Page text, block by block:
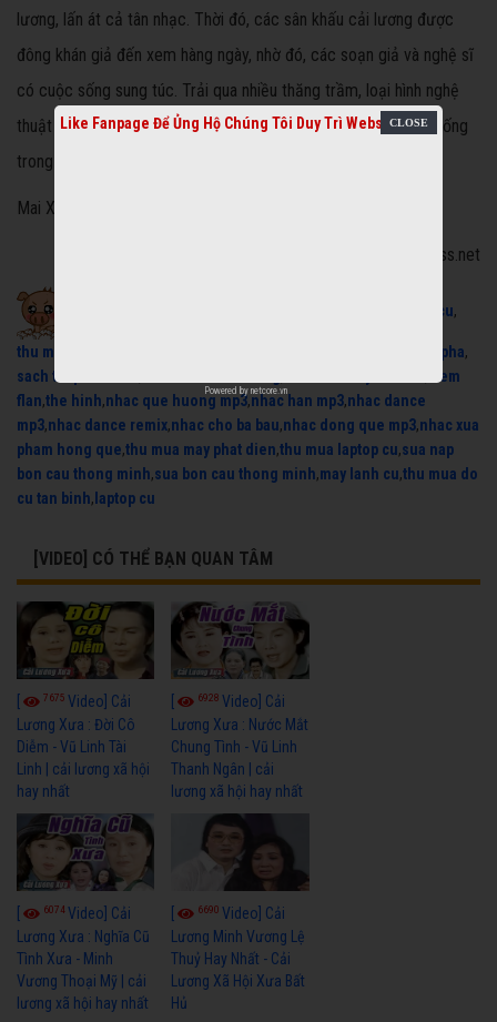
lương, lấn át cả tân nhạc. Thời đó, các sân khấu cải lương được
đông khán giả đến xem hàng ngày, nhờ đó, các soạn giả và nghệ sĩ
có cuộc sống sung túc. Trải qua nhiều thăng trầm, loại hình nghệ
thuật này hiện phát triển co cụm, tuy vậy, luôn giữ được sức sống
trong lòng khán giả mộ điệu.
Mai Xuân Nhật
Nguồn: vnexpress.net
thu mua xe nuoc mia cu,
thu mua do cu máy phát điện 3 pha,
sach toi pham hoc
kem
flan,the hinh,nhac que huong mp3,nhac han mp3,nhac dance
mp3,nhac dance remix,nhac cho ba bau,nhac dong que mp3,nhac xua
pham hong que,thu mua may phat dien,thu mua laptop cu,sua nap
bon cau thong minh,sua bon cau thong minh,may lanh cu,thu mua do
cu tan binh, laptop cu
[VIDEO] CÓ THỂ BẠN QUAN TÂM
7675 Video] Cải
Lương Xưa : Đời Cô
Diễm - Vũ Linh Tài
Linh | cải lương xã hội
hay nhất
6928Video] Cải
Lương Xưa : Nước Mắt
Chung Tình - Vũ Linh
Thanh Ngân | cải
lương xã hội hay nhất
6074Video] Cải
Lương Xưa : Nghĩa Cũ
Tình Xưa - Minh
Vương Thoại Mỹ | cải
lương xã hội hay nhất
6690Video] Cải
Lương Minh Vương Lệ
Thuỷ Hay Nhất - Cải
Lương Xã Hội Xưa Bất
Hủ
Like Fanpage Để Ủng Hộ Chúng Tôi Duy Trì Website
Powered by netcore.vn